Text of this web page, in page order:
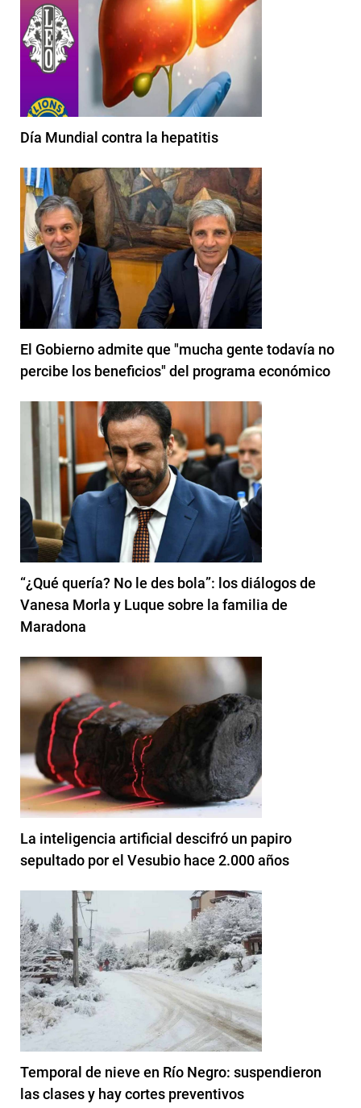
Día Mundial contra la hepatitis
El Gobierno admite que "mucha gente todavía no
percibe los beneficios" del programa económico
“¿Qué quería? No le des bola”: los diálogos de
Vanesa Morla y Luque sobre la familia de
Maradona
La inteligencia artificial descifró un papiro
sepultado por el Vesubio hace 2.000 años
Temporal de nieve en Río Negro: suspendieron
las clases y hay cortes preventivos